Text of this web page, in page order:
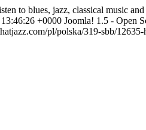
to blues, jazz, classical music
+0000 Joomla! 1.5 - Open
pl/polska/319-sbb/